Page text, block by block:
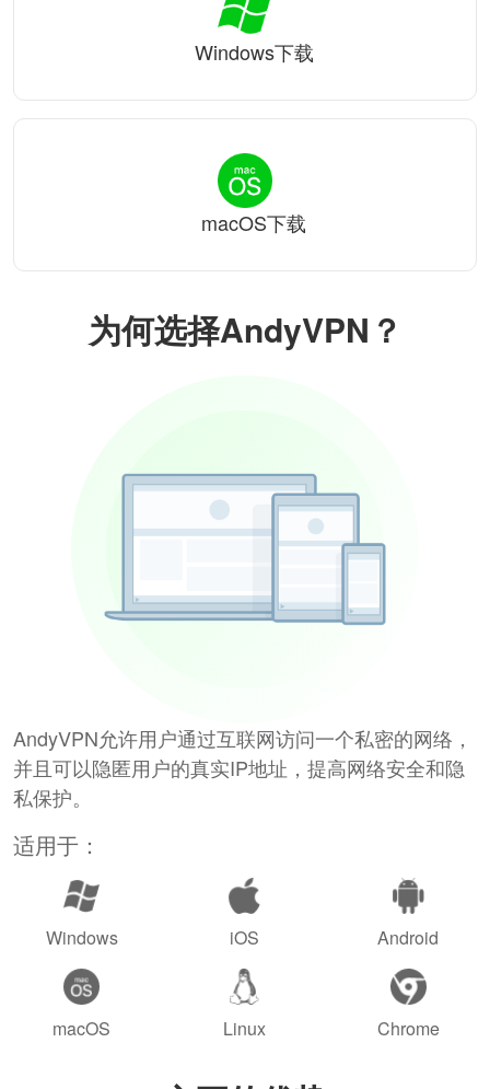
为何选择AndyVPN？
AndyVPN允许用户通过互联网访问一个私密的网络，
并且可以隐匿用户的真实IP地址，提高网络安全和隐
私保护。
适用于：
Windows iOS Android
macOS Linux Chrome
Windows下载
macOS下载